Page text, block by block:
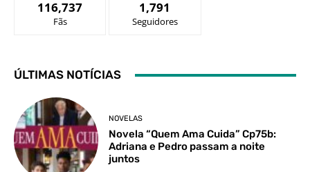
116,737
Fãs
1,791
Seguidores
ÚLTIMAS NOTÍCIAS
NOVELAS
Novela “Quem Ama Cuida” Cp75b:
Adriana e Pedro passam a noite
juntos